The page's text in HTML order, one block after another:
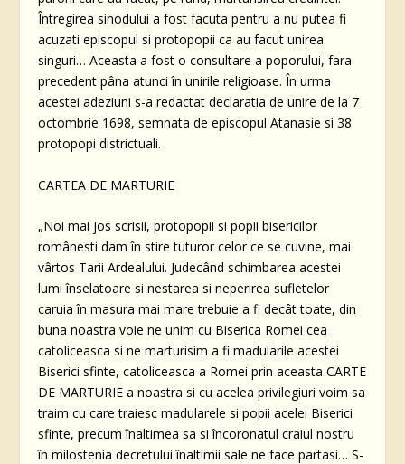
Întregirea sinodului a fost facuta pentru a nu putea fi
acuzati episcopul si protopopii ca au facut unirea
singuri… Aceasta a fost o consultare a poporului, fara
precedent pâna atunci în unirile religioase. În urma
acestei adeziuni s-a redactat declaratia de unire de la 7
octombrie 1698, semnata de episcopul Atanasie si 38
protopopi districtuali.
CARTEA DE MARTURIE
„Noi mai jos scrisii, protopopii si popii bisericilor
românesti dam în stire tuturor celor ce se cuvine, mai
vârtos Tarii Ardealului. Judecând schimbarea acestei
lumi înselatoare si nestarea si neperirea sufletelor
caruia în masura mai mare trebuie a fi decât toate, din
buna noastra voie ne unim cu Biserica Romei cea
catoliceasca si ne marturisim a fi madularile acestei
Biserici sfinte, catoliceasca a Romei prin aceasta CARTE
DE MARTURIE a noastra si cu acelea privilegiuri voim sa
traim cu care traiesc madularele si popii acelei Biserici
sfinte, precum înaltimea sa si încoronatul craiul nostru
în milostenia decretului înaltimii sale ne face partasi… S-